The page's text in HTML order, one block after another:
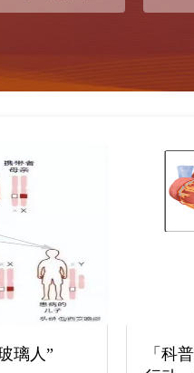
璃人”
「科